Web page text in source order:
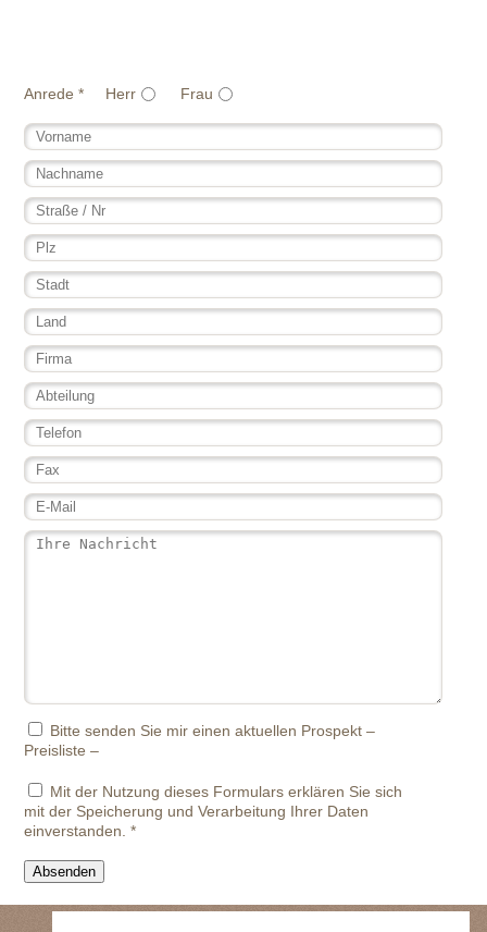
Anrede* Herr Frau
Bitte senden Sie mir einen aktuellen Prospekt –
Preisliste –
Mit der Nutzung dieses Formulars erklären Sie sich
mit der Speicherung und Verarbeitung Ihrer Daten
einverstanden.*
Absenden